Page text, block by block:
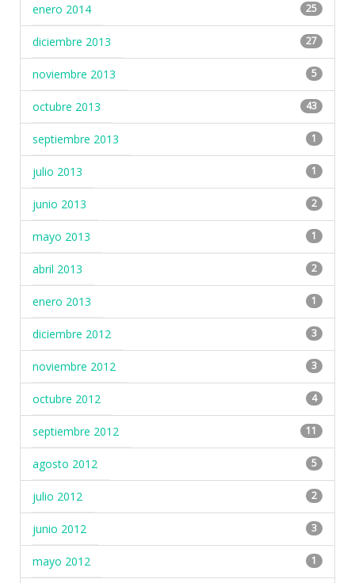
enero 2014 25
diciembre 2013 27
noviembre 2013 5
octubre 2013 43
septiembre 2013 1
julio 2013 1
junio 2013 2
mayo 2013 1
abril 2013 2
enero 2013 1
diciembre 2012 3
noviembre 2012 3
octubre 2012 4
septiembre 2012 11
agosto 2012 5
julio 2012 2
junio 2012 3
mayo 2012 1